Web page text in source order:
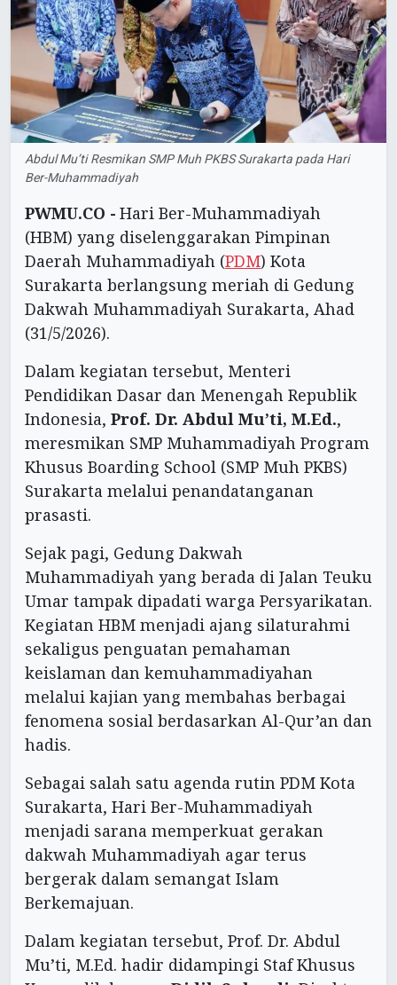
Abdul Mu’ti Resmikan SMP Muh PKBS Surakarta pada Hari
Ber-Muhammadiyah
PWMU.CO - Hari Ber-Muhammadiyah
(HBM) yang diselenggarakan Pimpinan
Daerah Muhammadiyah (PDM) Kota
Surakarta berlangsung meriah di Gedung
Dakwah Muhammadiyah Surakarta, Ahad
(31/5/2026).
Dalam kegiatan tersebut, Menteri
Pendidikan Dasar dan Menengah Republik
Indonesia, Prof. Dr. Abdul Mu’ti, M.Ed.,
meresmikan SMP Muhammadiyah Program
Khusus Boarding School (SMP Muh PKBS)
Surakarta melalui penandatanganan
prasasti.
Sejak pagi, Gedung Dakwah
Muhammadiyah yang berada di Jalan Teuku
Umar tampak dipadati warga Persyarikatan.
Kegiatan HBM menjadi ajang silaturahmi
sekaligus penguatan pemahaman
keislaman dan kemuhammadiyahan
melalui kajian yang membahas berbagai
fenomena sosial berdasarkan Al-Qur’an dan
hadis.
Sebagai salah satu agenda rutin PDM Kota
Surakarta, Hari Ber-Muhammadiyah
menjadi sarana memperkuat gerakan
dakwah Muhammadiyah agar terus
bergerak dalam semangat Islam
Berkemajuan.
Dalam kegiatan tersebut, Prof. Dr. Abdul
Mu’ti, M.Ed. hadir didampingi Staf Khusus